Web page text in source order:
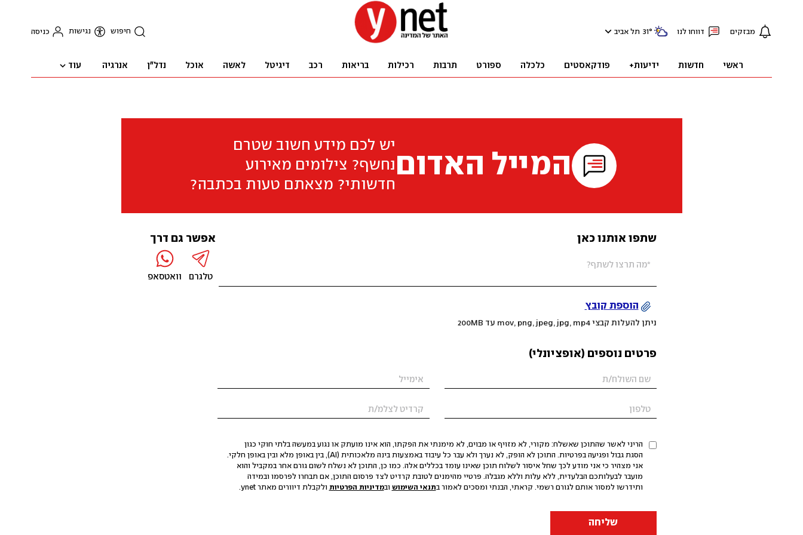
מבזקים דווחו לנו 31° תל אביב חיפוש נגישות כניסה
ראשי חדשות ידיעות+ פודקאסטים כלכלה ספורט תרבות רכילות בריאות רכב דיגיטל לאשה אוכל נדל"ן אנרגיה עוד
המייל האדום
יש לכם מידע חשוב שטרם
נחשף? צילומים מאירוע
חדשותי? מצאתם טעות בכתבה?
שתפו אותנו כאן
הוספת קובץ
ניתן להעלות קבצי mov, png, jpeg, jpg, mp4 עד 200MB
פרטים נוספים (אופציונלי)
הריני לאשר שהתוכן שאשלח: מקורי, לא מזויף או מבוים, לא מימנתי את הפקתו, הוא אינו מועתק או נגוע במעשה בלתי חוקי כגון
הסגת גבול ופגיעה בפרטיות. התוכן לא הופק, לא נערך ולא עבר כל עיבוד באמצעות בינה מלאכותית (AI), בין באופן מלא ובין באופן חלקי.
אני מצהיר כי אני מודע לכך שחל איסור לשלוח תוכן שאינו עומד בכללים אלה. כמו כן, התוכן לא נשלח לשום גורם אחר במקביל והוא
מועבר לבעלותכם הבלעדית, ללא עלות וללא מגבלה. פרטיי מהימנים לטובת קרדיט לצד פרסום התוכן, אם תבחרו לפרסמו ובמידה
ותידרשו למסור אותם לגורם רשמי. קראתי, הבנתי ומסכים לאמור בתנאי השימוש ובמדיניות הפרטיות ולקבלת דיוורים מאתר ynet.
שליחה
אפשר גם דרך
טלגרם וואטסאפ